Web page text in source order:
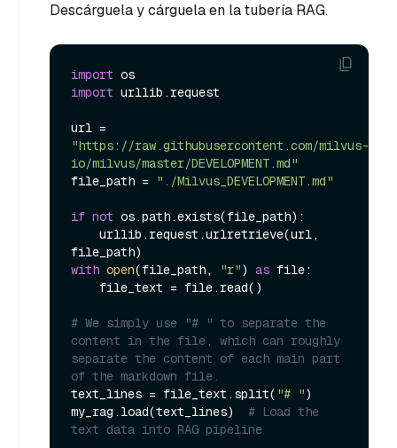
Descárguela y cárguela en la tubería RAG.
import
import urllib.request
"https://raw.githubusercontent.com/milvus-
io/milvus/master/DEVELOPMENT.md"
file_path =
"./Milvus_DEVELOPMENT.md"
if not os.path.exists(file_path):
with open(file_path, "r") as file:
# We simply use "# " to separate the
content in the file, which can roughly
separate the content of each main part
of the markdown file.
text_lines = file_text.split( "# ")
my_rag.load(text_lines) # Load the
text data into RAG pipeline